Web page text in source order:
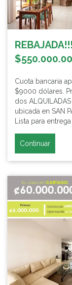
Cuota bancaria
$9000 dólares.
dos
ubicada en SAN
Lista para
Continuar